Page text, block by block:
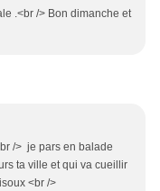
.<br /> Bon dimanche et
/> je pars en balade
ta ville et qui va cueillir
<br />